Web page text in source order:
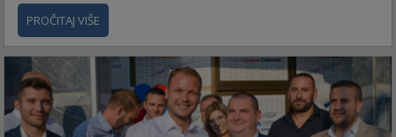
PROČITAJ VIŠE